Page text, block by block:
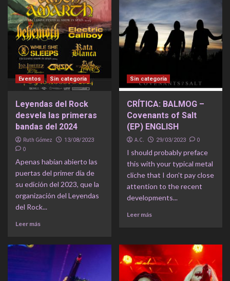
Eventos Sin categoría
Leyendas del Rock
desvela las primeras
bandas del 2024
Ruth Gómez 13/08/2023
0
Apenas habían abierto las
puertas del primer día de
su edición del 2023, que la
organización del Leyendas
del Rock...
Leer más
Sin categoría
CRÍTICA: BALMOG –
Covenants of Salt
(EP) ENGLISH
A.C. 29/03/2023 0
I should probably preface
this with your typical metal
cliche that I don't pay close
attention to the recent
developments...
Leer más